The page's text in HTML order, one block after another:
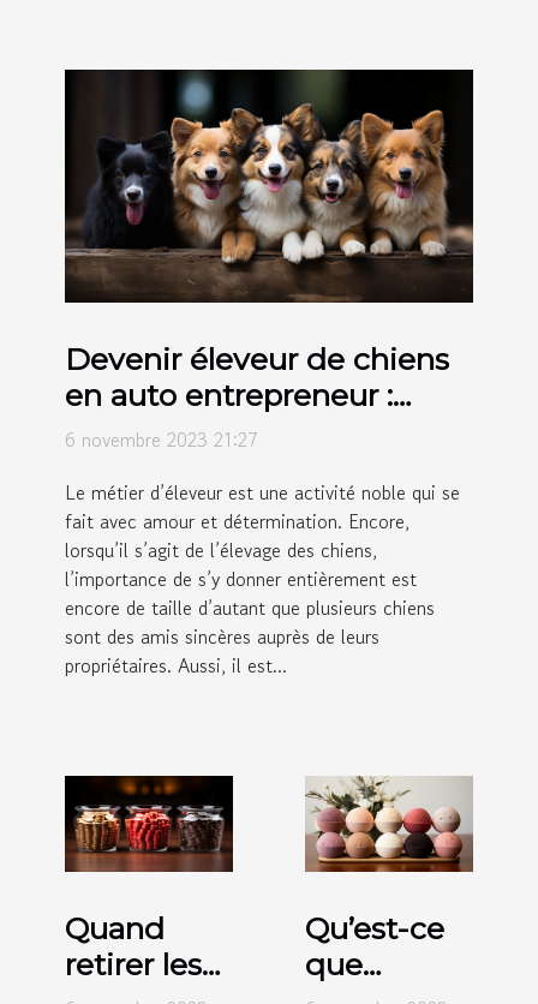
Devenir éleveur de chiens
en auto entrepreneur :
comment s’y prendre ?
6 novembre 2023 21:27
Le métier d’éleveur est une activité noble qui se
fait avec amour et détermination. Encore,
lorsqu’il s’agit de l’élevage des chiens,
l’importance de s’y donner entièrement est
encore de taille d’autant que plusieurs chiens
sont des amis sincères auprès de leurs
propriétaires. Aussi, il est...
Quand
retirer les
Qu’est-ce
que